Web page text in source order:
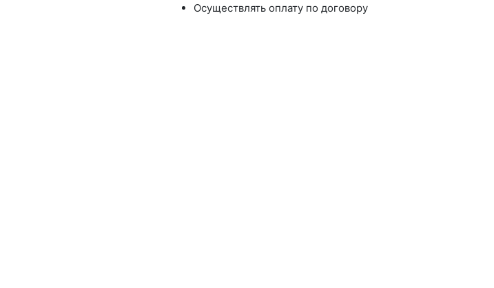
Осуществлять оплату по договору